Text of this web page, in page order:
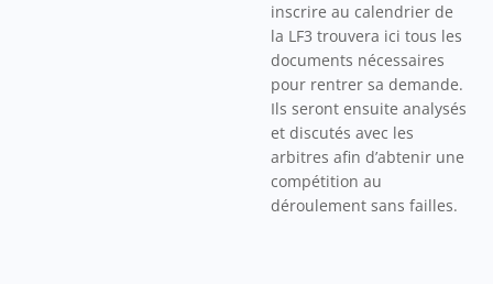
inscrire au calendrier de
la LF3 trouvera ici tous les
documents nécessaires
pour rentrer sa demande.
Ils seront ensuite analysés
et discutés avec les
arbitres afin d’abtenir une
compétition au
déroulement sans failles.